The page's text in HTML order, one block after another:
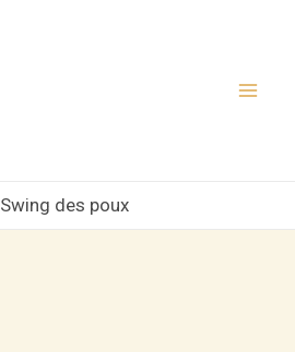
Swing des poux